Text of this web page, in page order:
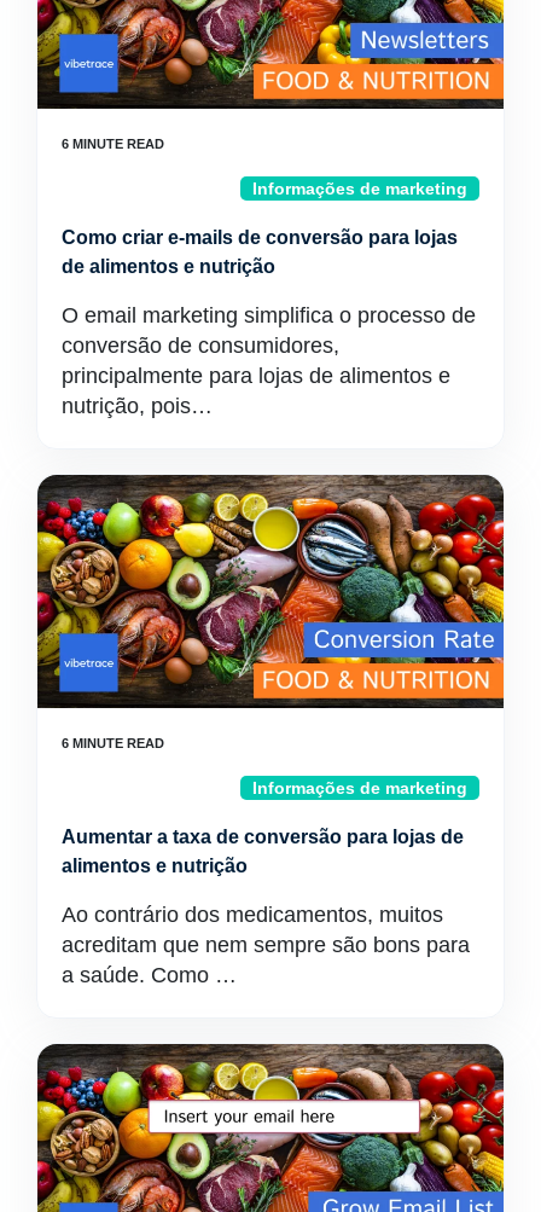
Informações de marketing
Como criar e-mails de conversão para lojas
de alimentos e nutrição
O email marketing simplifica o processo de
conversão de consumidores,
principalmente para lojas de alimentos e
nutrição, pois…
Informações de marketing
Aumentar a taxa de conversão para lojas de
alimentos e nutrição
Ao contrário dos medicamentos, muitos
acreditam que nem sempre são bons para
a saúde. Como …